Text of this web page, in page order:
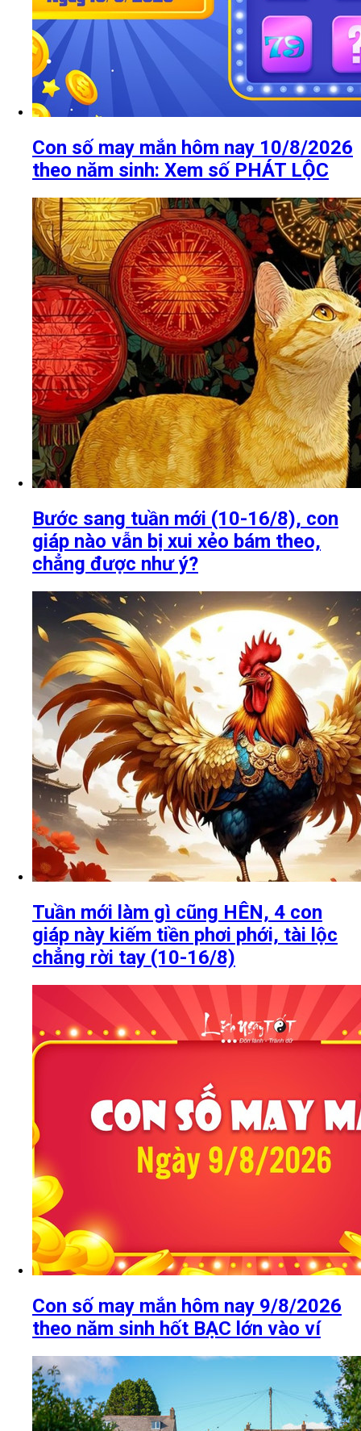
Con số may mắn hôm nay 10/8/2026
theo năm sinh: Xem số PHÁT LỘC
Bước sang tuần mới (10-16/8), con
giáp nào vẫn bị xui xẻo bám theo,
chẳng được như ý?
Tuần mới làm gì cũng HÊN, 4 con
giáp này kiếm tiền phơi phới, tài lộc
chẳng rời tay (10-16/8)
Con số may mắn hôm nay 9/8/2026
theo năm sinh hốt BẠC lớn vào ví